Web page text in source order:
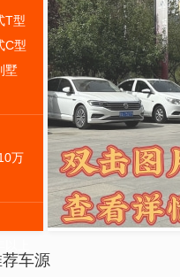
T型
C型
墅
万
车源